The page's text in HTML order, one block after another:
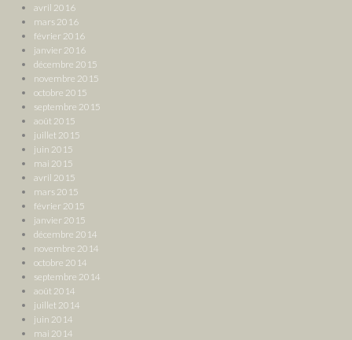
avril 2016
mars 2016
février 2016
janvier 2016
décembre 2015
novembre 2015
octobre 2015
septembre 2015
août 2015
juillet 2015
juin 2015
mai 2015
avril 2015
mars 2015
février 2015
janvier 2015
décembre 2014
novembre 2014
octobre 2014
septembre 2014
août 2014
juillet 2014
juin 2014
mai 2014